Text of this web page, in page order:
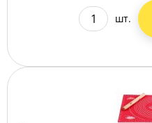
шт.